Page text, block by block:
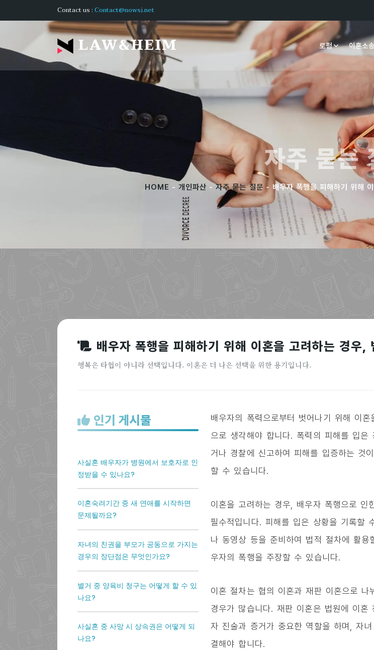
Contact us :Contact@nowsj.net
LAW&HEIM 로펌 이혼소송
자주 묻는
HOME - 개인파산 -자주 묻는 질문 - 배우자 폭행을 피해하기 위해
배우자 폭행을 피해하기 위해 이혼을 고려하는 경우,
행복은 타협이 아니라 선택입니다. 이혼은 더 나은 선택을 위한 용기입니다.
인기 게시물
사실혼 배우자가 병원에서 보호자로 인
정받을 수 있나요?
이혼숙려기간 중 새 연애를 시작하면
문제될까요?
자녀의 친권을 부모가 공동으로 가지는
경우의 장단점은 무엇인가요?
별거 중 양육비 청구는 어떻게 할 수 있
나요?
사실혼 중 사망 시 상속권은 어떻게 되
나요?
배우자의 폭력으로부터 벗어나기 위해 이
으로 생각해야 합니다. 폭력의 피해를 입
거나 경찰에 신고하여 피해를 입증하는 것
할 수 있습니다.
이혼을 고려하는 경우, 배우자 폭행으로 인
필수적입니다. 피해를 입은 상황을 기록할
나 동영상 등을 준비하여 법적 절차에 활
우자의 폭행을 주장할 수 있습니다.
이혼 절차는 협의 이혼과 재판 이혼으로
경우가 많습니다. 재판 이혼은 법원에 이
자 진술과 증거가 중요한 역할을 하며, 자
결해야 합니다.